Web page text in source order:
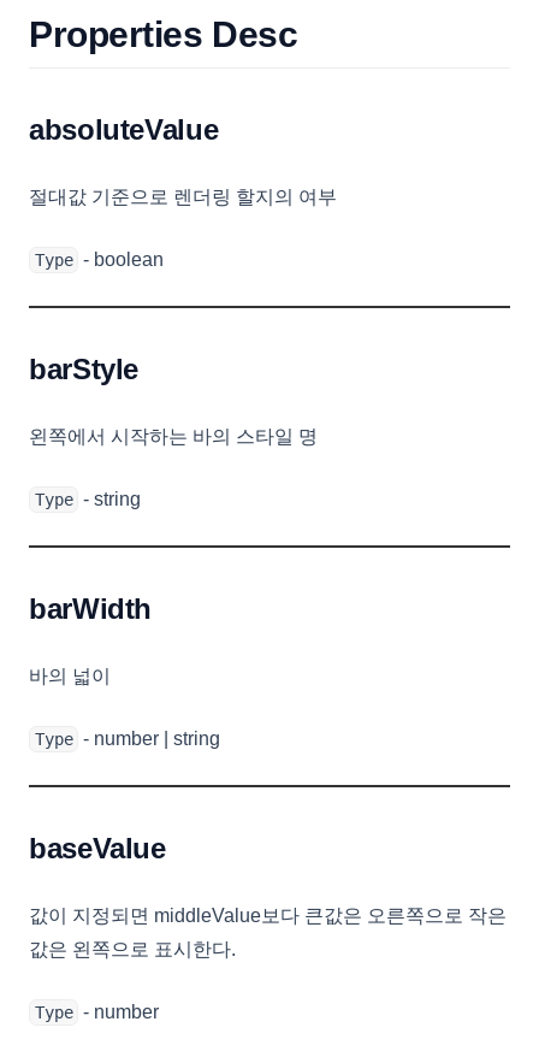
Properties Desc
absoluteValue
절대값 기준으로 렌더링 할지의 여부
Type - boolean
barStyle
왼쪽에서 시작하는 바의 스타일 명
Type - string
barWidth
바의 넓이
Type - number | string
baseValue
값이 지정되면 middleValue보다 큰값은 오른쪽으로 작은
값은 왼쪽으로 표시한다.
Type - number